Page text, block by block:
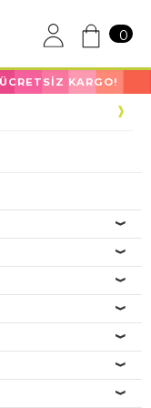
0
KARGO!